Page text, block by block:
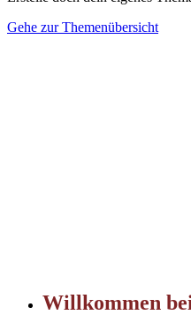
Gehe zur Themenübersicht
Willkommen